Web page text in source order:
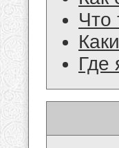
Что
Где